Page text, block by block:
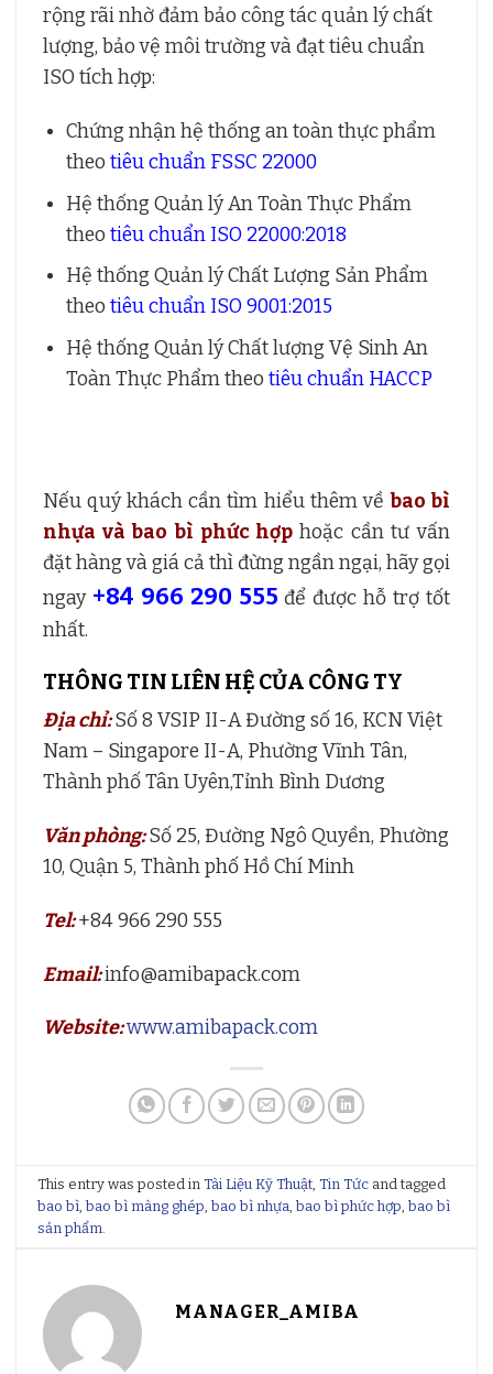
rộng rãi nhờ đảm bảo công tác quản lý chất
lượng, bảo vệ môi trường và đạt tiêu chuẩn
ISO tích hợp:
Chứng nhận hệ thống an toàn thực phẩm
theotiêu chuẩn FSSC 22000
Hệ thống Quản lý An Toàn Thực Phẩm
theotiêu chuẩn ISO 22000:2018
Hệ thống Quản lý Chất Lượng Sản Phẩm
theotiêu chuẩn ISO 9001:2015
Hệ thống Quản lý Chất lượng Vệ Sinh An
Toàn Thực Phẩm theo tiêu chuẩn HACCP
Nếu quý khách cần tìm hiểu thêm về bao bì
nhựa và bao bì phức hợp hoặc cần tư vấn
đặt hàng và giá cả thì đừng ngần ngại, hãy gọi
ngay +84 966 290 555 để được hỗ trợ tốt
nhất.
THÔNG TIN LIÊN HỆ CỦA CÔNG TY
Địa chỉ:Số 8 VSIP II-A Đường số 16, KCN Việt
Nam – Singapore II-A, Phường Vĩnh Tân,
Thành phố Tân Uyên,Tỉnh Bình Dương
Văn phòng:Số 25, Đường Ngô Quyền, Phường
10, Quận 5, Thành phố Hồ Chí Minh
Tel:+84 966 290 555
Email:info@amibapack.com
Website:www.amibapack.com
This entry was posted inTài Liệu Kỹ Thuật ,Tin Tức and tagged
bao bì ,bao bì màng ghép ,bao bì nhựa ,bao bì phức hợp ,bao bì
sản phẩm
MANAGER_AMIBA